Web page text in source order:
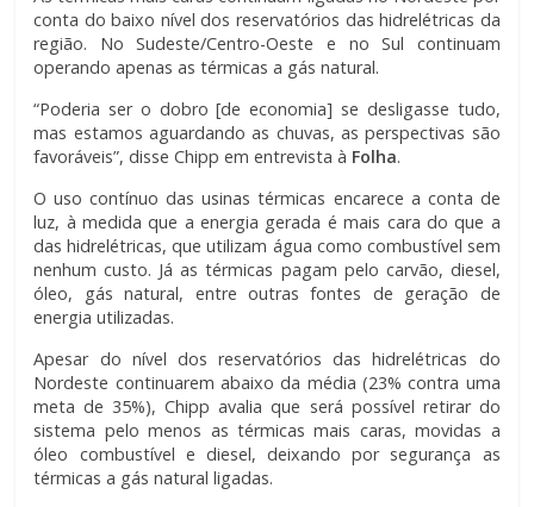
conta do baixo nível dos reservatórios das hidrelétricas da
região. No Sudeste/Centro-Oeste e no Sul continuam
operando apenas as térmicas a gás natural.
“Poderia ser o dobro [de economia] se desligasse tudo,
mas estamos aguardando as chuvas, as perspectivas são
favoráveis”, disse Chipp em entrevista à Folha.
O uso contínuo das usinas térmicas encarece a conta de
luz, à medida que a energia gerada é mais cara do que a
das hidrelétricas, que utilizam água como combustível sem
nenhum custo. Já as térmicas pagam pelo carvão, diesel,
óleo, gás natural, entre outras fontes de geração de
energia utilizadas.
Apesar do nível dos reservatórios das hidrelétricas do
Nordeste continuarem abaixo da média (23% contra uma
meta de 35%), Chipp avalia que será possível retirar do
sistema pelo menos as térmicas mais caras, movidas a
óleo combustível e diesel, deixando por segurança as
térmicas a gás natural ligadas.